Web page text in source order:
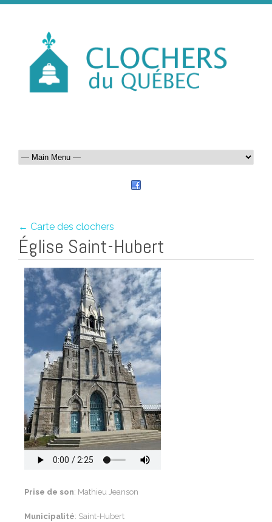
← Carte des clochers
Église Saint-Hubert
Prise de son: Mathieu Jeanson
Municipalité: Saint-Hubert